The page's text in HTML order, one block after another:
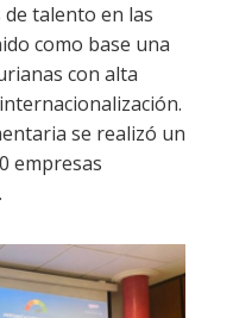
de talento en las
como base una
con alta
se realizó un
empresas